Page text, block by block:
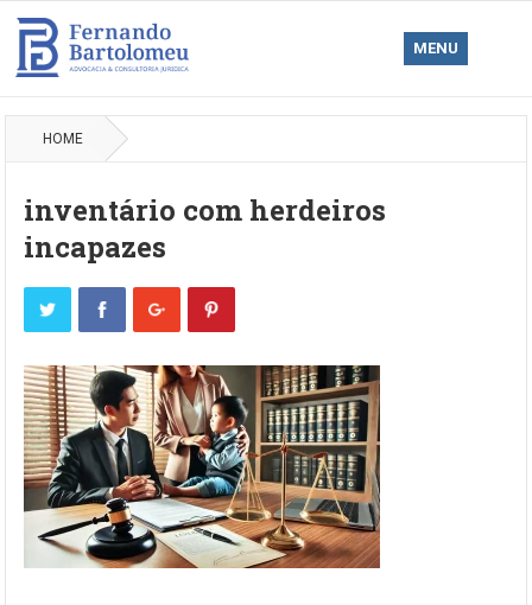
MENU
HOME
inventário com herdeiros
incapazes